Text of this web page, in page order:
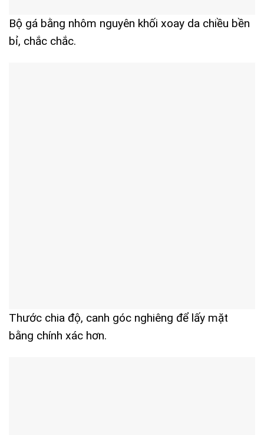
Bộ gá bằng nhôm nguyên khối xoay da chiều bền
bỉ, chắc chắc.
Thước chia độ, canh góc nghiêng để lấy mặt
bằng chính xác hơn.